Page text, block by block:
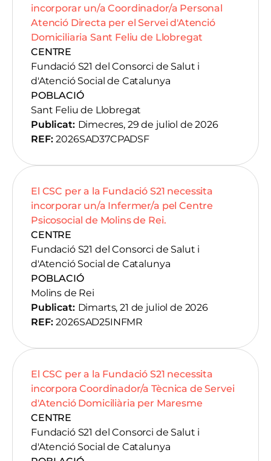
incorporar un/a Coordinador/a Personal
Atenció Directa per el Servei d'Atenció
Domiciliaria Sant Feliu de Llobregat
CENTRE
Fundació S21 del Consorci de Salut i
d'Atenció Social de Catalunya
POBLACIÓ
Sant Feliu de Llobregat
Publicat: Dimecres, 29 de juliol de 2026
REF: 2026SAD37CPADSF
El CSC per a la Fundació S21 necessita
incorporar un/a Infermer/a pel Centre
Psicosocial de Molins de Rei.
CENTRE
Fundació S21 del Consorci de Salut i
d'Atenció Social de Catalunya
POBLACIÓ
Molins de Rei
Publicat: Dimarts, 21 de juliol de 2026
REF: 2026SAD25INFMR
El CSC per a la Fundació S21 necessita
incorpora Coordinador/a Tècnica de Servei
d'Atenció Domiciliària per Maresme
CENTRE
Fundació S21 del Consorci de Salut i
d'Atenció Social de Catalunya